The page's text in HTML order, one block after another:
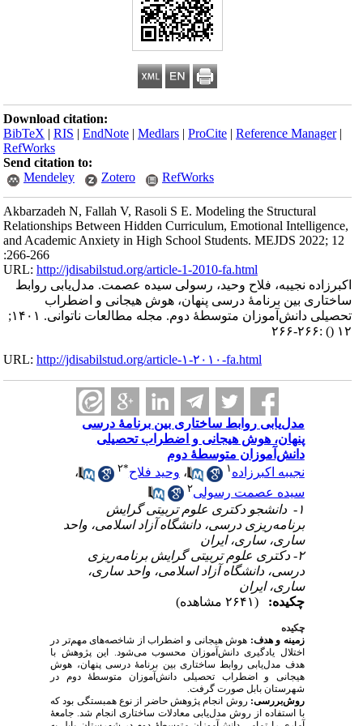
Download citation:
BibTeX |RIS |EndNote |Medlars |ProCite |Reference Manager
RefWorks
Send citation to:
Mendeley
Zotero RefWorks
Akbarzadeh N, Fallah V, Rasoli S E. Modeling the Structural
Relationships Between Hidden Curriculum, Emotional Intelligence,
and Academic Anxiety in High School Students. MEJDS 2022; 12
:266-266
URL:http://jdisabilstud.org/article-1-2010-fa.html
اکبرزاده نجیبه، فلاح وحید، رسولی سیده عصمت. مدل‌یابی روابط
ساختاری بین برنامهٔ درسی پنهان، هوش هیجانی و اضطراب
تحصیلی دانش‌آموزان متوسطهٔ دوم. مجله مطالعات ناتوانی. ۱۴۰۱;
۱۲ () :۲۶۶-۲۶۶
URL:http://jdisabilstud.org/article-۱-۲۰۱۰-fa.html
مدل‌یابی روابط ساختاری بین برنامهٔ درسی
پنهان، هوش هیجانی و اضطراب تحصیلی
دانش‌آموزان متوسطهٔ دوم
نجیبه اکبرزاده
،وحید فلاح*۲
،
سیده عصمت رسولی
۱- ‌ دانشجو دکتری علوم ‌تربیتی گرایش
برنامه‌ریزی درسی، دانشگاه آزاد اسلامی، واحد
ساری، ساری، ایران
۲- دکتری علوم ‌تربیتی گرایش برنامه‌ریزی
درسی، دانشگاه آزاد اسلامی، واحد ساری،
ساری، ایران
چکیده:
چکیده
زمینه و هدف:هوش هیجانی و اضطراب از شاخصه‌های مهم‌تر در
اختلال یادگیری دانش‌آموزان محسوب می‌شود. این پژوهش با
هدف مدل‌یابی روابط ساختاری بین برنامهٔ درسی پنهان، هوش
هیجانی و اضطراب تحصیلی دانش‌آموزان متوسطهٔ دوم در
شهرستان بابل صورت گرفت.
روش‌بررسی: روش انجام پژوهش حاضر از نوع همبستگی بود که
با استفاده از روش مدل‌یابی معادلات ساختاری انجام شد. جامعهٔ